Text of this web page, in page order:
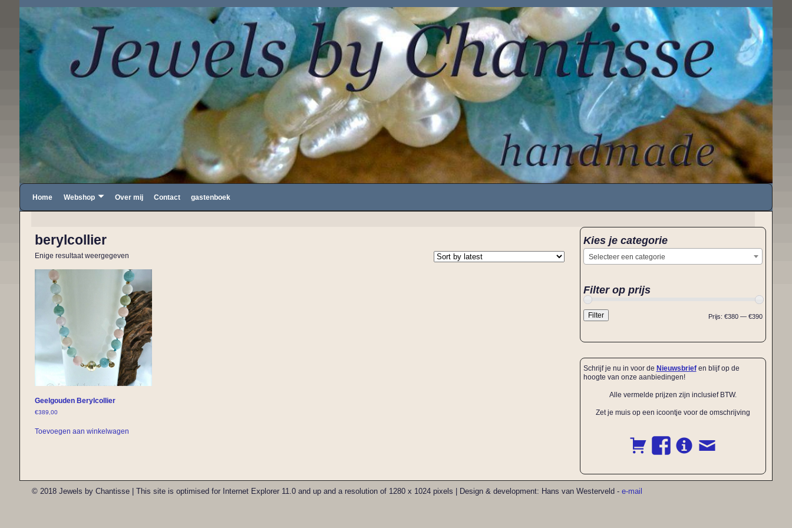
Home Webshop Over mij Contact gastenboek
berylcollier
Enige resultaat weergegeven
Geelgouden Berylcollier
€389,00
Toevoegen aan winkelwagen
Kies je categorie
Selecteer een categorie
Filter op prijs
Filter Prijs: €380 — €390
Schrijf je nu in voor de Nieuwsbriefen blijf op de
hoogte van onze aanbiedingen!
Alle vermelde prijzen zijn inclusief BTW.
Zet je muis op een icoontje voor de omschrijving
© 2018 Jewels by Chantisse | This site is optimised for Internet Explorer 11.0 and up and a resolution of 1280 x 1024 pixels | Design & development: Hans van Westerveld - e-mail